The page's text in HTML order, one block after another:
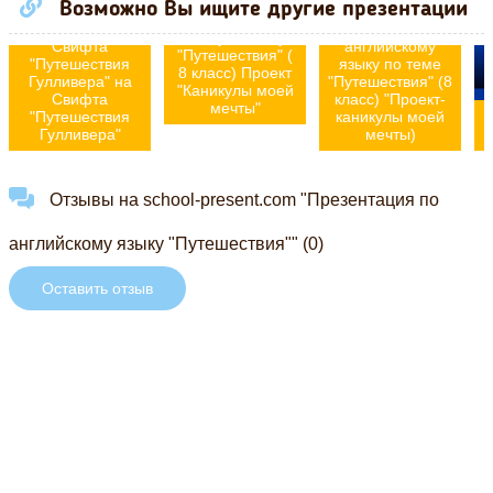
Возможно Вы ищите другие презентации
по книге
Джонатана
Свифта
"Путешествия
Гулливера" на
Свифта
"Путешествия
Гулливера"
английскому
языку на тему
"Путешествия" (
8 класс) Проект
"Каникулы моей
мечты"
Презентация по
английскому
языку по теме
"Путешествия" (8
класс) "Проект-
каникулы моей
мечты)
Отзывы на school-present.com "Презентация по
английскому языку "Путешествия"" (0)
Оставить отзыв